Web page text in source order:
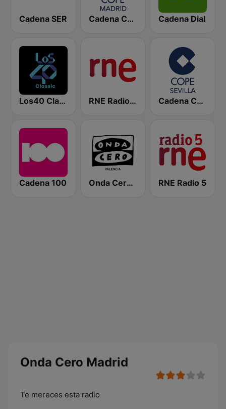
Cadena SER Cadena COPE Madrid Cadena Dial
Los40 Classic RNE Radio Nacional Cadena COPE Sevilla
Cadena 100 Onda Cero Valencia RNE Radio 5
Onda Cero Madrid
Te mereces esta radio